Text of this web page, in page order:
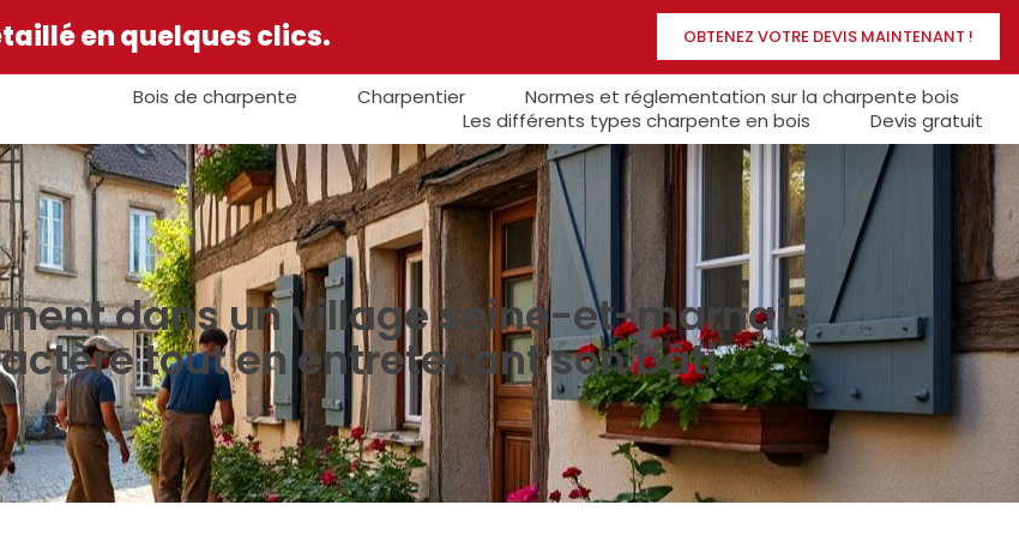
en quelques clics. OBTENEZ VOTRE DEVIS MAINTENANT !
Bois de charpente Charpentier
Normes et réglementation sur la charpente bois
Les différents types charpente en bois
Devis gratuit
dans un village seine-et-marnais
tout en entretenant son bâti